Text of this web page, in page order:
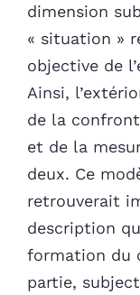
dimension
« situation »
objective de
Ainsi,
de la
et de la
deux. Ce
retrouverait
description
formation du
partie,